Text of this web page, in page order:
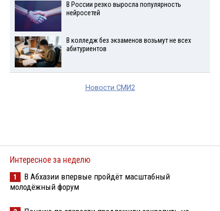
В России резко выросла популярность
нейросетей
В колледж без экзаменов возьмут не всех
абитуриентов
Новости СМИ2
Интересное за неделю
1
В Абхазии впервые пройдёт масштабный
молодёжный форум